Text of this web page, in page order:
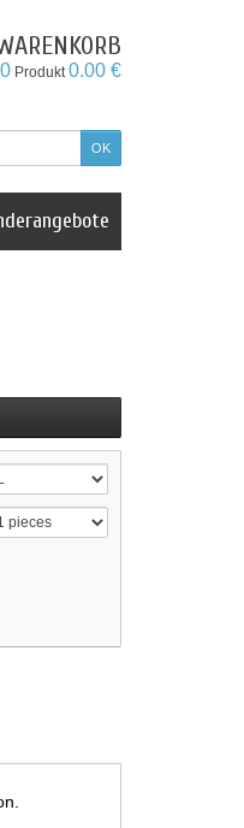
0 Produkt0.00 €